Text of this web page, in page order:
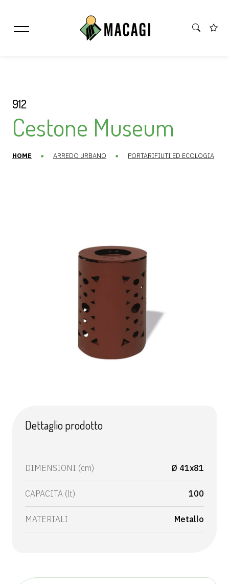
912
Cestone Museum
HOME ARREDO URBANO PORTARIFIUTI ED ECOLOGIA
Dettaglio prodotto
DIMENSIONI (cm) Ø 41x81
CAPACITA (lt) 100
MATERIALI Metallo